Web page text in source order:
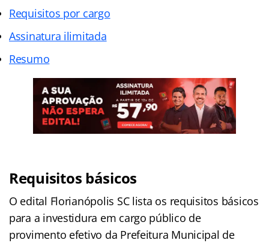
Requisitos por cargo
Assinatura ilimitada
Resumo
Requisitos básicos
O edital Florianópolis SC lista os requisitos básicos
para a investidura em cargo público de
provimento efetivo da Prefeitura Municipal de